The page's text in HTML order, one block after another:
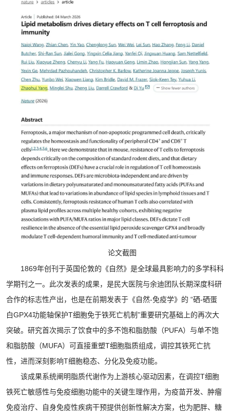
论文截图
1869年创刊于英国伦敦的《自然》是全球最具影响力的多学科科
学期刊之一。此次发表的成果，是民大医院与余迪团队长期深度科研
合作的标志性产出，也是在前期发表于《自然-免疫学》的 “硒-硒蛋
白GPX4功能轴保护T细胞免于铁死亡机制”重要研究基础上的再次大
突破。研究首次揭示了饮食中的多不饱和脂肪酸（PUFA）与单不饱
和脂肪酸（MUFA）可直接重塑T细胞脂质组成，调控其铁死亡抗
性，进而深刻影响T细胞稳态、分化及免疫功能。
该成果系统阐明脂质代谢作为上游核心驱动因素，在调控T细胞
铁死亡敏感性与免疫细胞功能中的关键生理作用，为疫苗开发、肿瘤
免疫治疗、自身免疫性疾病干预提供创新性解决方案，也为肥胖、糖